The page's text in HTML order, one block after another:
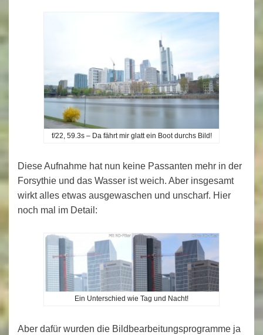
f/22, 59.3s – Da fährt mir glatt ein Boot durchs Bild!
Diese Aufnahme hat nun keine Passanten mehr in der
Forsythie und das Wasser ist weich. Aber insgesamt
wirkt alles etwas ausgewaschen und unscharf. Hier
noch mal im Detail:
Ein Unterschied wie Tag und Nacht!
Aber dafür wurden die Bildbearbeitungsprogramme ja